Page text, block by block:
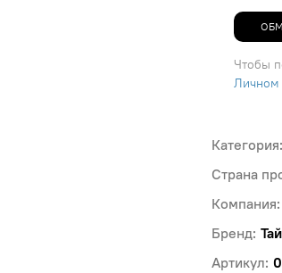
Категория:
Страна
Компания:
Бренд:
Артикул:
Чтобы
Личном